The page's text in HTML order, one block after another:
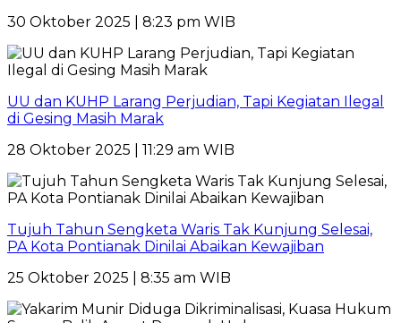
30 Oktober 2025 | 8:23 pm WIB
UU dan KUHP Larang Perjudian, Tapi Kegiatan Ilegal
di Gesing Masih Marak
28 Oktober 2025 | 11:29 am WIB
Tujuh Tahun Sengketa Waris Tak Kunjung Selesai,
PA Kota Pontianak Dinilai Abaikan Kewajiban
25 Oktober 2025 | 8:35 am WIB